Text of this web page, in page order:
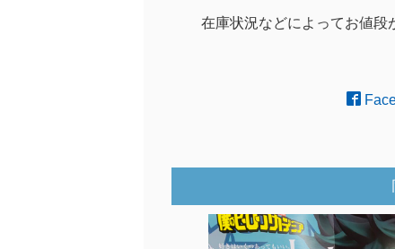
在庫状況などによってお値段